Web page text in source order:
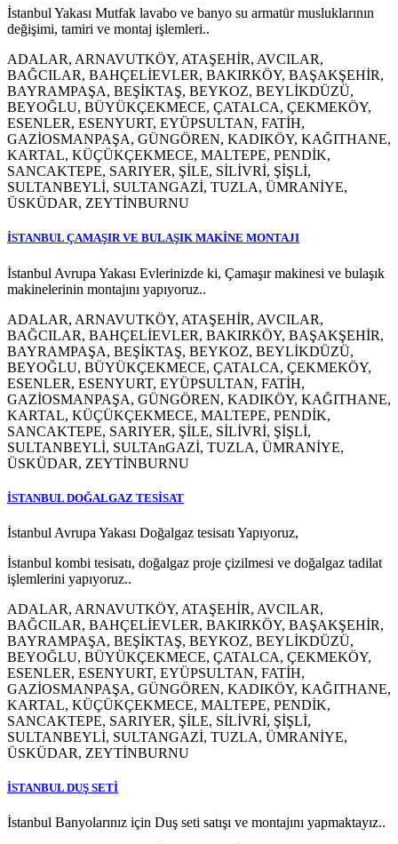
İstanbul Yakası Mutfak lavabo ve banyo su armatür musluklarının
değişimi, tamiri ve montaj işlemleri..
ADALAR, ARNAVUTKÖY, ATAŞEHİR, AVCILAR,
BAĞCILAR, BAHÇELİEVLER, BAKIRKÖY, BAŞAKŞEHİR,
BAYRAMPAŞA, BEŞİKTAŞ, BEYKOZ, BEYLİKDÜZÜ,
BEYOĞLU, BÜYÜKÇEKMECE, ÇATALCA, ÇEKMEKÖY,
ESENLER, ESENYURT, EYÜPSULTAN, FATİH,
GAZİOSMANPAŞA, GÜNGÖREN, KADIKÖY, KAĞITHANE,
KARTAL, KÜÇÜKÇEKMECE, MALTEPE, PENDİK,
SANCAKTEPE, SARIYER, ŞİLE, SİLİVRİ, ŞİŞLİ,
SULTANBEYLİ, SULTANGAZİ, TUZLA, ÜMRANİYE,
ÜSKÜDAR, ZEYTİNBURNU
İSTANBUL ÇAMAŞIR VE BULAŞIK MAKİNE MONTAJI
İstanbul Avrupa Yakası Evlerinizde ki, Çamaşır makinesi ve bulaşık
makinelerinin montajını yapıyoruz..
ADALAR, ARNAVUTKÖY, ATAŞEHİR, AVCILAR,
BAĞCILAR, BAHÇELİEVLER, BAKIRKÖY, BAŞAKŞEHİR,
BAYRAMPAŞA, BEŞİKTAŞ, BEYKOZ, BEYLİKDÜZÜ,
BEYOĞLU, BÜYÜKÇEKMECE, ÇATALCA, ÇEKMEKÖY,
ESENLER, ESENYURT, EYÜPSULTAN, FATİH,
GAZİOSMANPAŞA, GÜNGÖREN, KADIKÖY, KAĞITHANE,
KARTAL, KÜÇÜKÇEKMECE, MALTEPE, PENDİK,
SANCAKTEPE, SARIYER, ŞİLE, SİLİVRİ, ŞİŞLİ,
SULTANBEYLİ, SULTAnGAZİ, TUZLA, ÜMRANİYE,
ÜSKÜDAR, ZEYTİNBURNU
İSTANBUL DOĞALGAZ TESİSAT
İstanbul Avrupa Yakası Doğalgaz tesisatı Yapıyoruz,
İstanbul kombi tesisatı, doğalgaz proje çizilmesi ve doğalgaz tadilat
işlemlerini yapıyoruz..
ADALAR, ARNAVUTKÖY, ATAŞEHİR, AVCILAR,
BAĞCILAR, BAHÇELİEVLER, BAKIRKÖY, BAŞAKŞEHİR,
BAYRAMPAŞA, BEŞİKTAŞ, BEYKOZ, BEYLİKDÜZÜ,
BEYOĞLU, BÜYÜKÇEKMECE, ÇATALCA, ÇEKMEKÖY,
ESENLER, ESENYURT, EYÜPSULTAN, FATİH,
GAZİOSMANPAŞA, GÜNGÖREN, KADIKÖY, KAĞITHANE,
KARTAL, KÜÇÜKÇEKMECE, MALTEPE, PENDİK,
SANCAKTEPE, SARIYER, ŞİLE, SİLİVRİ, ŞİŞLİ,
SULTANBEYLİ, SULTANGAZİ, TUZLA, ÜMRANİYE,
ÜSKÜDAR, ZEYTİNBURNU
İSTANBUL DUŞ SETİ
İstanbul Banyolarınız için Duş seti satışı ve montajını yapmaktayız..